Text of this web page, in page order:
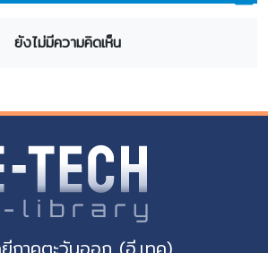
ยังไม่มีความคิดเห็น